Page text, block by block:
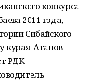
конкурса
2011 года,
Сибайского
курая: Атанов
РДК